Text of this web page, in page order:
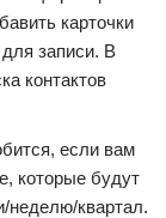
карточки
записи. В
контактов
если вам
которые будут
неделю/квартал.